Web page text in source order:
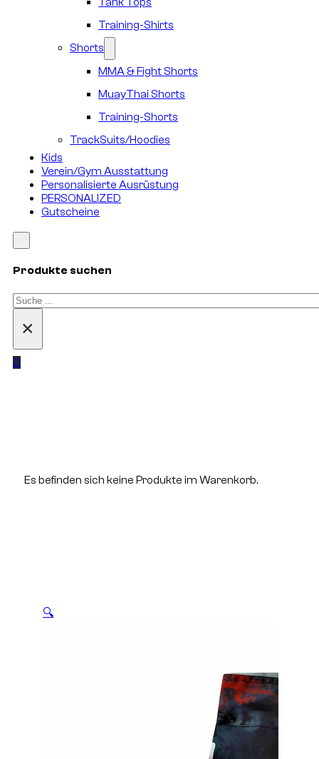
Training-Shirts
Shorts
MMA & Fight Shorts
MuayThai Shorts
Training-Shorts
TrackSuits/Hoodies
Kids
Verein/Gym Ausstattung
Personalisierte Ausrüstung
PERSONALIZED
Gutscheine
Produkte suchen
Suchen
×
0
Es befinden sich keine Produkte im Warenkorb.
🔍